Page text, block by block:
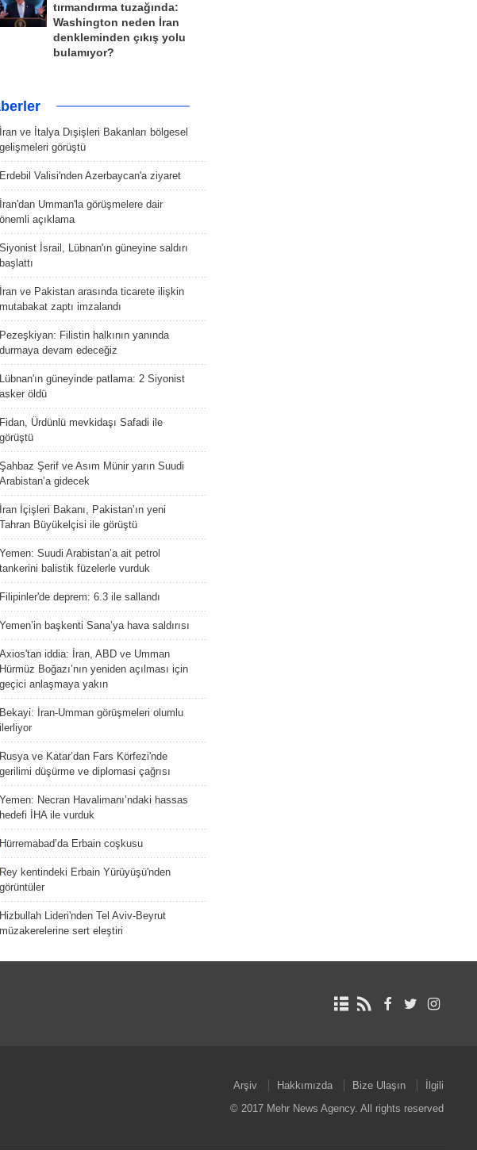
tırmandırma tuzağında:
Washington neden İran
denkleminden çıkış yolu
bulamıyor?
İran ve İtalya Dışişleri Bakanları bölgesel
gelişmeleri görüştü
Erdebil Valisi'nden Azerbaycan'a ziyaret
İran'dan Umman'la görüşmelere dair
önemli açıklama
Siyonist İsrail, Lübnan'ın güneyine saldırı
başlattı
İran ve Pakistan arasında ticarete ilişkin
mutabakat zaptı imzalandı
Pezeşkiyan: Filistin halkının yanında
durmaya devam edeceğiz
Lübnan'ın güneyinde patlama: 2 Siyonist
asker öldü
Fidan, Ürdünlü mevkidaşı Safadi ile
görüştü
Şahbaz Şerif ve Asım Münir yarın Suudi
Arabistan’a gidecek
İran İçişleri Bakanı, Pakistan’ın yeni
Tahran Büyükelçisi ile görüştü
Yemen: Suudi Arabistan’a ait petrol
tankerini balistik füzelerle vurduk
Filipinler'de deprem: 6.3 ile sallandı
Yemen’in başkenti Sana’ya hava saldırısı
Axios'tan iddia: İran, ABD ve Umman
Hürmüz Boğazı’nın yeniden açılması için
geçici anlaşmaya yakın
Bekayi: İran-Umman görüşmeleri olumlu
ilerliyor
Rusya ve Katar’dan Fars Körfezi'nde
gerilimi düşürme ve diplomasi çağrısı
Yemen: Necran Havalimanı’ndaki hassas
hedefi İHA ile vurduk
Hürremabad’da Erbain coşkusu
Rey kentindeki Erbain Yürüyüşü'nden
görüntüler
Hizbullah Lideri'nden Tel Aviv-Beyrut
müzakerelerine sert eleştiri
Arşiv Hakkımızda Bize Ulaşın
İlgili
© 2017 Mehr News Agency. All rights reserved